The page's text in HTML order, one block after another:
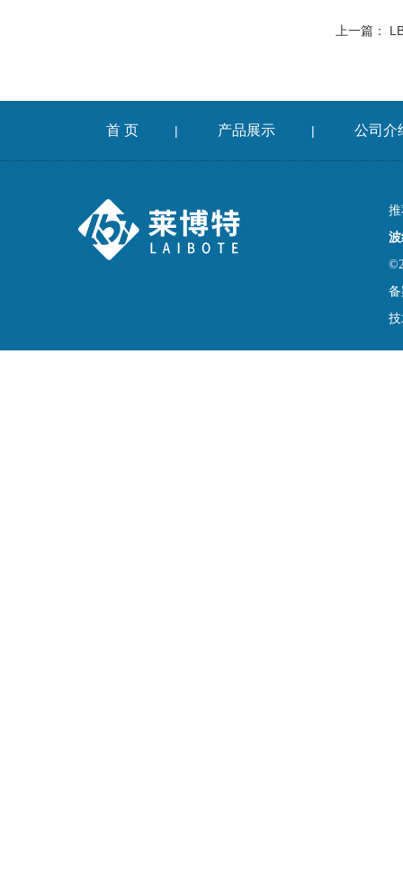
上一篇：
首 页 | 产品展示 | 公司介
备